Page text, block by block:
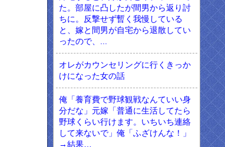
た。部屋に凸したが間男から返り討
ちに。反撃せず暫く我慢している
と、嫁と間男が自宅から退散してい
ったので、...
オレがカウンセリングに行くきっか
けになった女の話
俺「養育費で野球観戦なんていい身
分だな」元嫁「普通に生活してたら
野球くらい行けます。いちいち連絡
して来ないで」俺「ふざけんな！」
→結果…